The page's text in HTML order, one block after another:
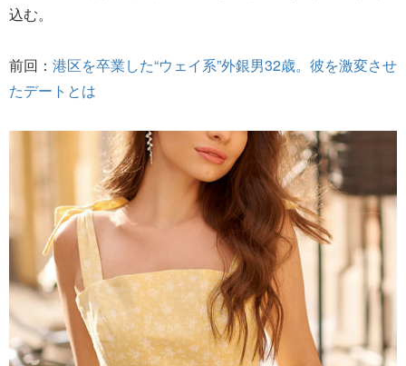
込む。
前回： 港区を卒業した“ウェイ系”外銀男32歳。彼を激変させ
たデートとは